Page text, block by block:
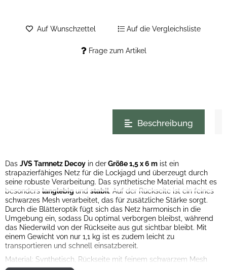
Frage zum Artikel
Auf Wunschzettel Auf die Vergleichsliste
Beschreibung
Das JVS Tarnnetz Decoy in derGröße 1,5 x 6 m ist ein
strapazierfähiges Netz für die Lockjagd und überzeugt durch
seine robuste Verarbeitung. Das synthetische Material macht es
besonders langlebig und stabil. Auf der Rückseite ist ein feines
schwarzes Mesh verarbeitet, das für zusätzliche Stärke sorgt.
Durch die Blätteroptik fügt sich das Netz harmonisch in die
Umgebung ein, sodass Du optimal verborgen bleibst, während
das Niederwild von der Rückseite aus gut sichtbar bleibt. Mit
einem Gewicht von nur 1,1 kg ist es zudem leicht zu
transportieren und schnell einsatzbereit.
Material: Synthetisch, Rückseite mit feinem schwarzem Mesh